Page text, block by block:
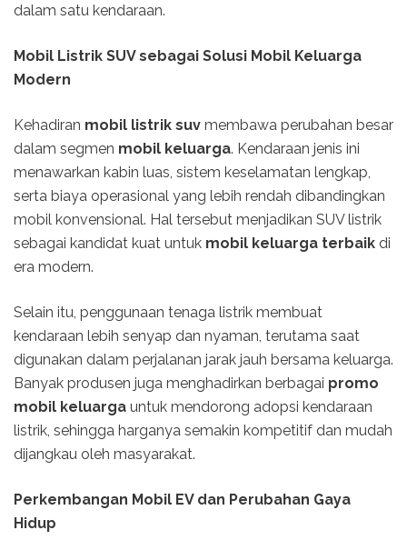
dalam satu kendaraan.
Mobil Listrik SUV sebagai Solusi Mobil Keluarga
Modern
Kehadiran mobil listrik suv membawa perubahan besar
dalam segmen mobil keluarga. Kendaraan jenis ini
menawarkan kabin luas, sistem keselamatan lengkap,
serta biaya operasional yang lebih rendah dibandingkan
mobil konvensional. Hal tersebut menjadikan SUV listrik
sebagai kandidat kuat untuk mobil keluarga terbaik di
era modern.
Selain itu, penggunaan tenaga listrik membuat
kendaraan lebih senyap dan nyaman, terutama saat
digunakan dalam perjalanan jarak jauh bersama keluarga.
Banyak produsen juga menghadirkan berbagai promo
mobil keluarga untuk mendorong adopsi kendaraan
listrik, sehingga harganya semakin kompetitif dan mudah
dijangkau oleh masyarakat.
Perkembangan Mobil EV dan Perubahan Gaya
Hidup